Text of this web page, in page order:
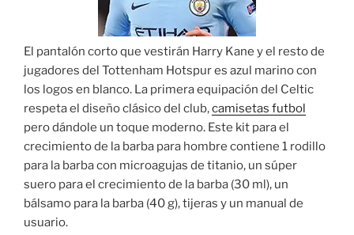
El pantalón corto que vestirán Harry Kane y el resto de
jugadores del Tottenham Hotspur es azul marino con
los logos en blanco. La primera equipación del Celtic
respeta el diseño clásico del club,camisetas futbol
pero dándole un toque moderno. Este kit para el
crecimiento de la barba para hombre contiene 1 rodillo
para la barba con microagujas de titanio, un súper
suero para el crecimiento de la barba (30 ml), un
bálsamo para la barba (40 g), tijeras y un manual de
usuario.